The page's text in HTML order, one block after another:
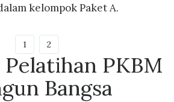
kelompok Paket A.
1 2
PKBM
Bangsa